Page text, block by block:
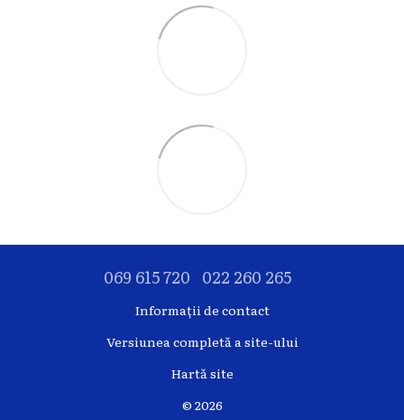
069 615 720 022 260 265
Informații de contact
Versiunea completă a site-ului
Hartă site
© 2026